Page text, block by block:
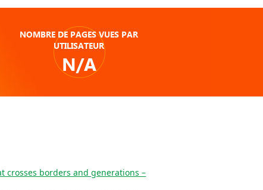
NOMBRE DE PAGES VUES PAR
UTILISATEUR
N/A
crosses borders and generations –